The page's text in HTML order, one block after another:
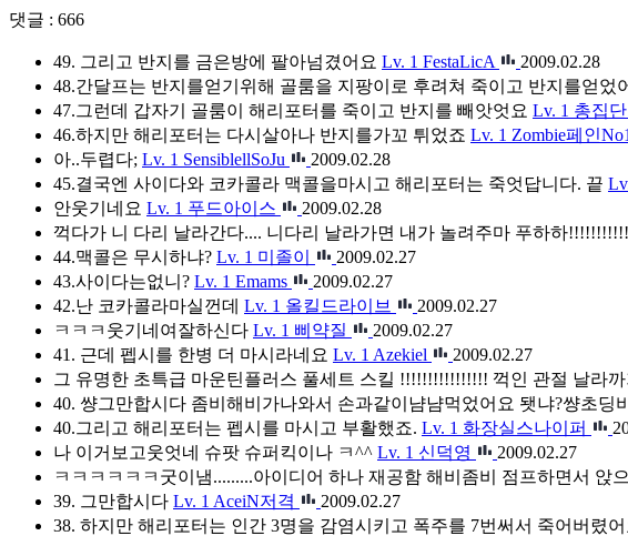
댓글 : 666
49. 그리고 반지를 금은방에 팔아넘겼어요 Lv. 1 FestaLicA
2009.02.28
48.간달프는 반지를얻기위해 골룸을 지팡이로 후려쳐 죽이고 반지를얻었
47.그런데 갑자기 골룸이 해리포터를 죽이고 반지를 빼앗엇요 Lv. 1 총집단
46.하지만 해리포터는 다시살아나 반지를가꼬 튀었죠 Lv. 1 Zombie페인No1
아..두렵다; Lv. 1 SensiblellSoJu
2009.02.28
45.결국엔 사이다와 코카콜라 맥콜을마시고 해리포터는 죽엇답니다. 끝
안웃기네요 Lv. 1 푸드아이스
2009.02.28
꺽다가 니 다리 날라간다.... 니다리 날라가면 내가 놀려주마 푸하하
44.맥콜은 무시하냐? Lv. 1 미졸이
2009.02.27
43.사이다는없니? Lv. 1 Emams
2009.02.27
42.난 코카콜라마실껀데 Lv. 1 올킬드라이브
2009.02.27
ㅋㅋㅋ웃기네여잘하신다 Lv. 1 삐약질
2009.02.27
41. 근데 펩시를 한병 더 마시라네요 Lv. 1 Azekiel
2009.02.27
그 유명한 초특급 마운틴플러스 풀세트 스킬 !!!!!!!!!!!!!!!! 꺽인 관절 날라까
40. 썅그만합시다 좀비해비가나와서 손과같이냠냠먹었어요 됏냐?썅초딩
40.그리고 해리포터는 펩시를 마시고 부활했죠. Lv. 1 화장실스나이퍼
나 이거보고웃엇네 슈팟 슈퍼킥이나 ㅋ^^ Lv. 1 신덕영
2009.02.27
ㅋㅋㅋㅋㅋㅋ굿이냄.........아이디어 하나 재공함 해비좀비 점프하면서 앉
39. 그만합시다 Lv. 1 AceiN저격
2009.02.27
38. 하지만 해리포터는 인간 3명을 감염시키고 폭주를 7번써서 죽어버렸어